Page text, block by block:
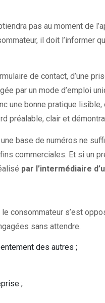
pas au moment de
il doit l’informer
de contact, d’une
par un mode d’emploi
une bonne pratique
préalable, clair et
base de numéros ne
commerciales. Et si un
par l’intermédiaire
s’est
sans attendre.
des autres ;
;